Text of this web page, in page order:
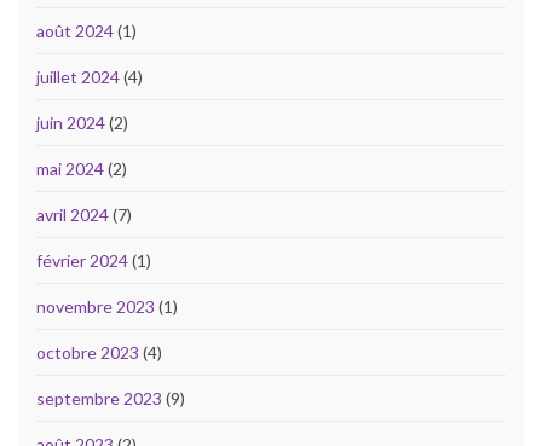
août 2024(1)
juillet 2024(4)
juin 2024(2)
mai 2024(2)
avril 2024(7)
février 2024(1)
novembre 2023 (1)
octobre 2023 (4)
septembre 2023 (9)